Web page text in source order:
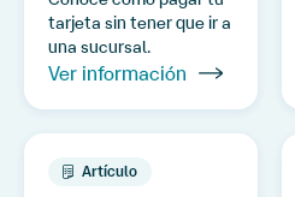
tarjeta sin tener que ir a
una sucursal.
Ver información
Artículo